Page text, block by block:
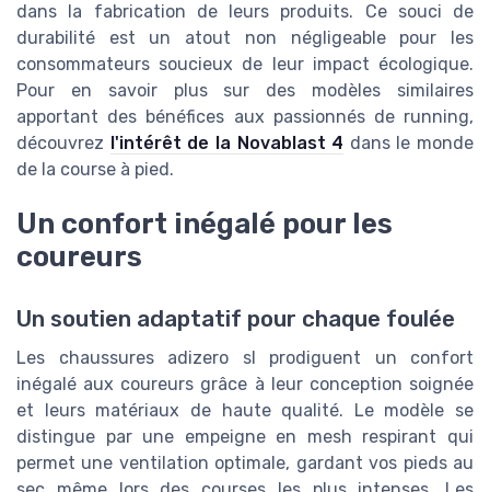
dans la fabrication de leurs produits. Ce souci de
durabilité est un atout non négligeable pour les
consommateurs soucieux de leur impact écologique.
Pour en savoir plus sur des modèles similaires
apportant des bénéfices aux passionnés de running,
découvrez l'intérêt de la Novablast 4 dans le monde
de la course à pied.
Un confort inégalé pour les
coureurs
Un soutien adaptatif pour chaque foulée
Les chaussures adizero sl prodiguent un confort
inégalé aux coureurs grâce à leur conception soignée
et leurs matériaux de haute qualité. Le modèle se
distingue par une empeigne en mesh respirant qui
permet une ventilation optimale, gardant vos pieds au